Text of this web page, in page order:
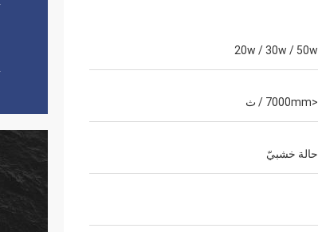
ستيفانو
20w / 30w / 50w
<7000mm / ث
حالة خشبيّ